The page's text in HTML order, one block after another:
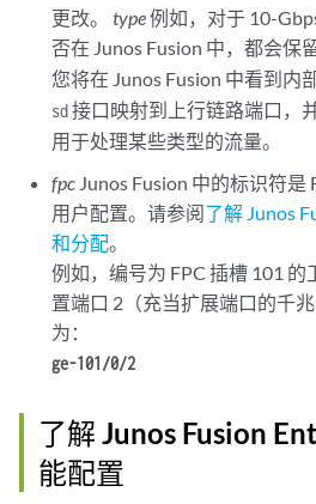
更改。type例如，对于 10-
否在 Junos Fusion 中，都会保
您将在 Junos Fusion 中看到内
sd接口映射到上行链路端口，
用于处理某些类型的流量。
fpc Junos Fusion 中的标识符
用户配置。请参阅了解 Junos
和分配。
例如，编号为 FPC 插槽 101 的
置端口 2（充当扩展端口的千
为：
ge-101/0/2
了解 Junos Fusion
能配置